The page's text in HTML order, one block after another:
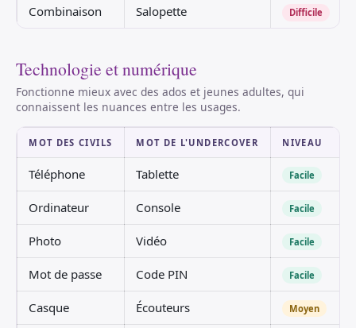
Combinaison Salopette Difficile
Technologie et numérique
Fonctionne mieux avec des ados et jeunes adultes, qui
connaissent les nuances entre les usages.
MOT DES CIVILS MOT DE L'UNDERCOVER NIVEAU
Téléphone Tablette Facile
Ordinateur Console Facile
Photo Vidéo Facile
Mot de passe Code PIN Facile
Casque Écouteurs Moyen